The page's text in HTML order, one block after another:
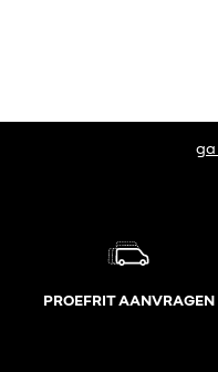
ga
PROEFRIT AANVRAGEN